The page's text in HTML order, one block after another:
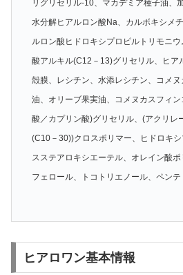
リグリセリル-10、マカデミア種子油、
水分解ヒアルロン酸Na、カルボキシメ
ルロン酸ヒドロキシプロピルトリモニ
酸アルキル(C12－13)グリセリル、ヒア
殻膜、レシチン、水添レシチン、コメ
油、オリーブ果実油、コメヌカスフィ
酸／カプリン酸)グリセリル、(アクリレ
(C10－30))クロスポリマー、ヒドロキ
スステアロキシエーテル、オレイン酸
フェロール、トコトリエノール、ペン
ヒアロワン基本情報